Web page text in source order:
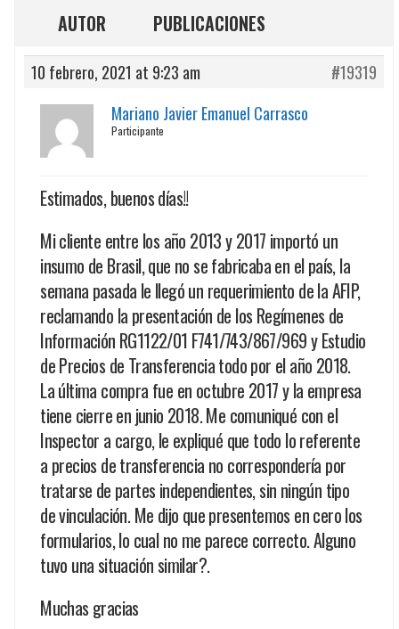
AUTOR PUBLICACIONES
10 febrero, 2021 at 9:23 am
#19319
Mariano Javier Emanuel Carrasco
Participante
Estimados, buenos días!!
Mi cliente entre los año 2013 y 2017 importó un
insumo de Brasil, que no se fabricaba en el país, la
semana pasada le llegó un requerimiento de la AFIP,
reclamando la presentación de los Regímenes de
Información RG1122/01 F741/743/867/969 y Estudio
de Precios de Transferencia todo por el año 2018.
La última compra fue en octubre 2017 y la empresa
tiene cierre en junio 2018. Me comuniqué con el
Inspector a cargo, le expliqué que todo lo referente
a precios de transferencia no correspondería por
tratarse de partes independientes, sin ningún tipo
de vinculación. Me dijo que presentemos en cero los
formularios, lo cual no me parece correcto. Alguno
tuvo una situación similar?.
Muchas gracias